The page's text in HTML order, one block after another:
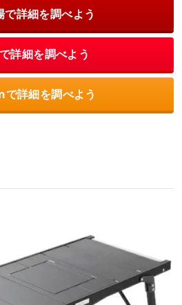
で詳細を調べよう
詳細を調べよう
詳細を調べよう